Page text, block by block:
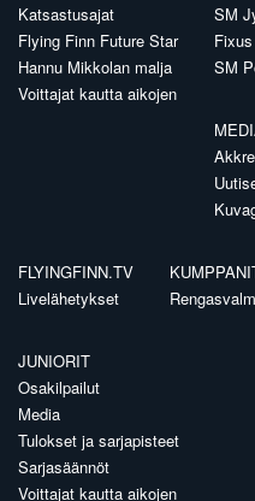
Katsastusajat
Flying Finn Future Star
Hannu Mikkolan malja
Voittajat kautta aikojen
SM
SM
FLYINGFINN.TV
Livelähetykset
JUNIORIT
Osakilpailut
Media
Tulokset ja sarjapisteet
Sarjasäännöt
Voittajat kautta aikojen